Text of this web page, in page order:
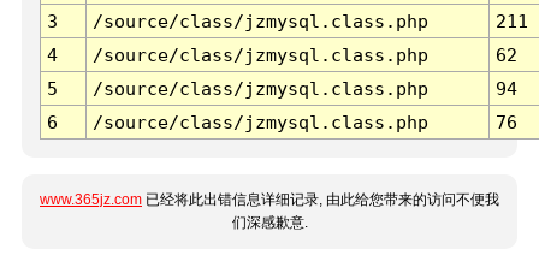
3 /source/class/jzmysql.class.php
211
4
/source/class/jzmysql.class.php
62
5
/source/class/jzmysql.class.php
94
6
/source/class/jzmysql.class.php 76
www.365jz.com 已经将此出错信息详细记录, 由此给您带来的访问不便我
们深感歉意.